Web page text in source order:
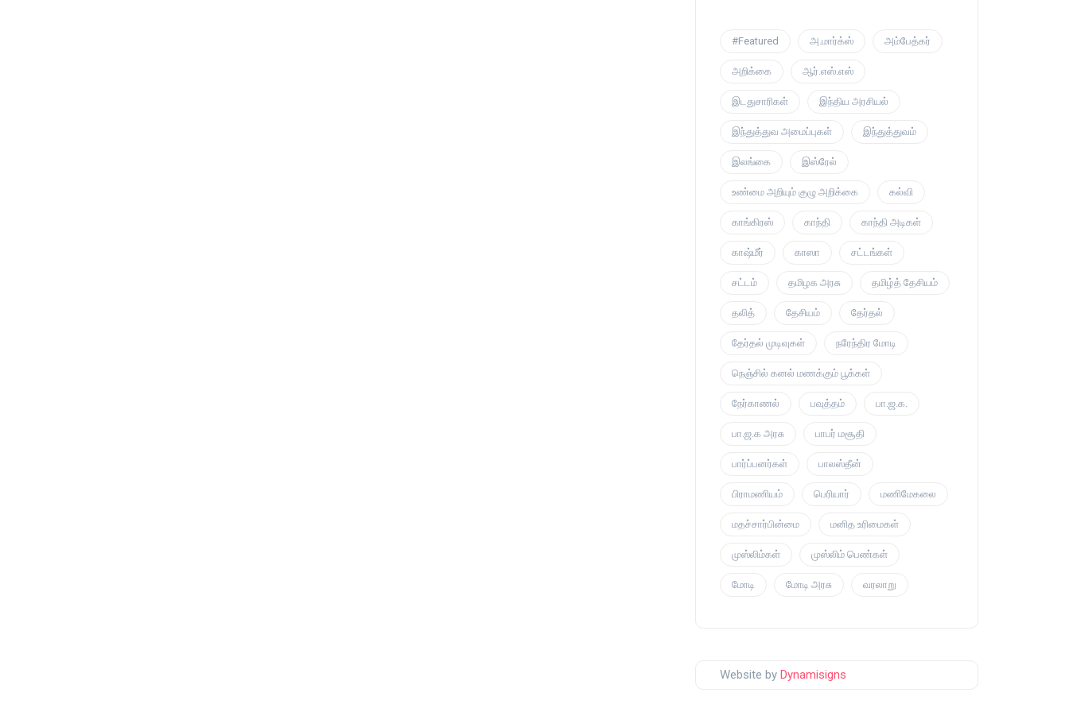
#Featured அ.மார்க்ஸ் அம்பேத்கர்
அறிக்கை ஆர்.எஸ்.எஸ்
இடதுசாரிகள் இந்திய அரசியல்
இந்துத்துவ அமைப்புகள் இந்துத்துவம்
இலங்கை இஸ்ரேல்
உண்மை அறியும் குழு அறிக்கை கல்வி
காங்கிரஸ் காந்தி காந்தி அடிகள்
காஷ்மீர் காஸா சட்டங்கள்
சட்டம் தமிழக அரசு தமிழ்த் தேசியம்
தலித் தேசியம் தேர்தல்
தேர்தல் முடிவுகள் நரேந்திர மோடி
நெஞ்சில் கனல் மணக்கும் பூக்கள்
நேர்காணல் பவுத்தம் பா.ஜ.க.
பா.ஜ.க அரசு பாபர் மசூதி
பார்ப்பனர்கள் பாலஸ்தீன்
பிராமணியம் பெரியார் மணிமேகலை
மதச்சார்பின்மை மனித உரிமைகள்
முஸ்லிம்கள் முஸ்லிம் பெண்கள்
மோடி மோடி அரசு வரலாறு
Website by Dynamisigns